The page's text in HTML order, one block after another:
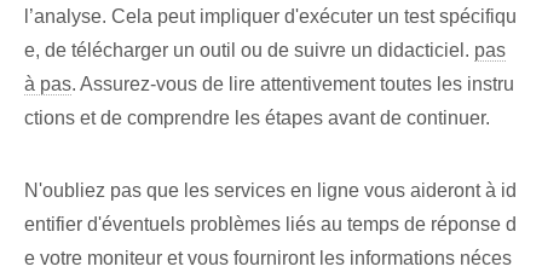
l’analyse. Cela peut impliquer d'exécuter un test spécifiqu
e, de télécharger un outil ou de suivre un didacticiel. pas
à pas. Assurez-vous de lire attentivement toutes les instru
ctions et de comprendre les étapes avant de continuer.
N'oubliez pas que les services en ligne vous aideront à id
entifier d'éventuels problèmes liés au temps de réponse d
e votre moniteur et vous fourniront les informations néces